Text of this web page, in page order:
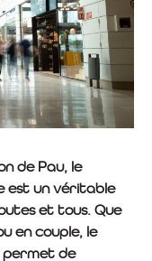
de Pau, le
est un véritable
et tous. Que
en couple, le
de